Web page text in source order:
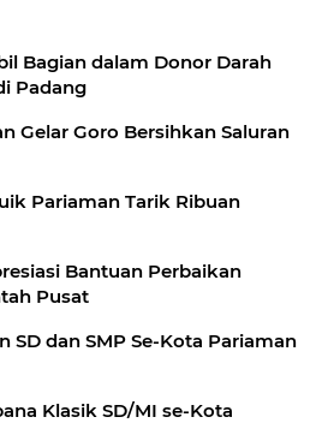
Bagian dalam Donor Darah
Padang
Gelar Goro Bersihkan Saluran
Pariaman Tarik Ribuan
Bantuan Perbaikan
Pusat
SD dan SMP Se-Kota Pariaman
Klasik SD/MI se-Kota